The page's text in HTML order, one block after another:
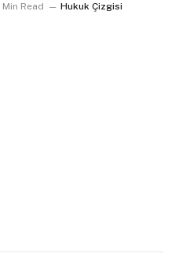
Min Read
Hukuk Çizgisi